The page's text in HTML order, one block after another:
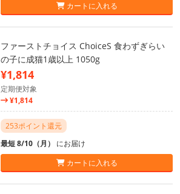
カートに入れる
ファーストチョイス ChoiceS 食わずぎらい
の子に成猫1歳以上 1050g
¥1,814
定期便対象
¥1,814
253ポイント還元
最短 8/10（月） にお届け
カートに入れる